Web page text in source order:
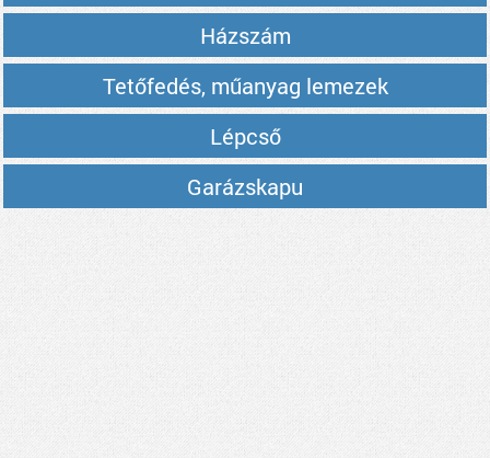
Házszám
Tetőfedés, műanyag lemezek
Lépcső
Garázskapu